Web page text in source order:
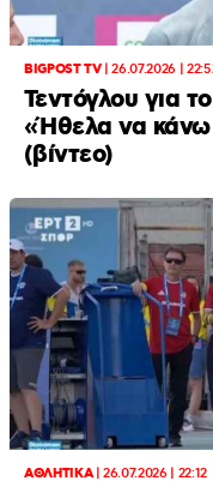
BIGPOST TV|26.07.2026 |
Τεντόγλου για
«Ήθελα να
(βίντεο)
ΑΘΛΗΤΙΚΑ|26.07.2026 | 22:12